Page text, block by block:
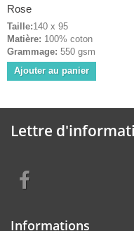
Rose
Taille:140 x 95
Matière: 100% coton
Grammage: 550 gsm
Ajouter au panier
Lettre
Informations